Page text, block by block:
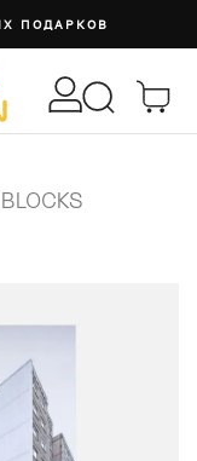
ПОДАРКОВ